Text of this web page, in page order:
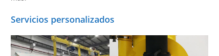
Servicios personalizados